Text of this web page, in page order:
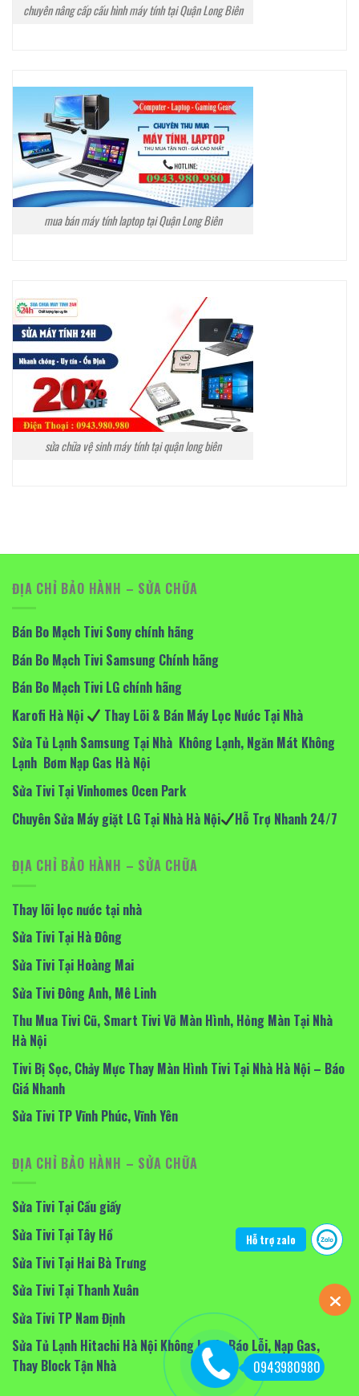
chuyên nâng cấp cấu hình máy tính tại Quận Long Biên
mua bán máy tính laptop tại Quận Long Biên
sửa chữa vệ sinh máy tính tại quận long biên
ĐỊA CHỈ BẢO HÀNH – SỬA CHỮA
Bán Bo Mạch Tivi Sony chính hãng
Bán Bo Mạch Tivi Samsung Chính hãng
Bán Bo Mạch Tivi LG chính hãng
Karofi Hà Nội
Thay Lõi & Bán Máy Lọc Nước Tại Nhà
Sửa Tủ Lạnh Samsung Tại Nhà Không Lạnh, Ngăn Mát Không
Lạnh Bơm Nạp Gas Hà Nội
Sửa Tivi Tại Vinhomes Ocen Park
Chuyên Sửa Máy giặt LG Tại Nhà Hà Nội
Hỗ Trợ Nhanh 24/7
ĐỊA CHỈ BẢO HÀNH – SỬA CHỮA
Thay lõi lọc nước tại nhà
Sửa Tivi Tại Hà Đông
Sửa Tivi Tại Hoàng Mai
Sửa Tivi Đông Anh, Mê Linh
Thu Mua Tivi Cũ, Smart Tivi Vỡ Màn Hình, Hỏng Màn Tại Nhà
Hà Nội
Tivi Bị Sọc, Chảy Mực Thay Màn Hình Tivi Tại Nhà Hà Nội – Báo
Giá Nhanh
Sửa Tivi TP Vĩnh Phúc, Vĩnh Yên
ĐỊA CHỈ BẢO HÀNH – SỬA CHỮA
Sửa Tivi Tại Cầu giấy
Sửa Tivi Tại Tây Hồ
Sửa Tivi Tại Hai Bà Trưng
Sửa Tivi Tại Thanh Xuân
Sửa Tivi TP Nam Định
Sửa Tủ Lạnh Hitachi Hà Nội Không Lạnh, Báo Lỗi, Nạp Gas,
Thay Block Tận Nhà
0943980980
Hỗ trợ zalo